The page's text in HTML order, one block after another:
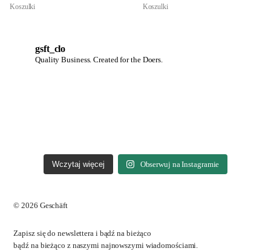
Koszulki
cena
cena
Koszulki
gsft_clo
Quality Business. Created for the Doers.
Wczytaj więcej Obserwuj na Instagramie
© 2026 Geschäft
Zapisz się do newslettera i bądź na bieżąco
bądź na bieżąco z naszymi najnowszymi wiadomościami.